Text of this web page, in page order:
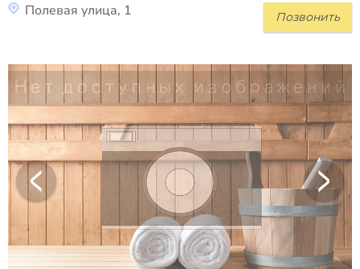
Позвонить
Полевая улица, 1